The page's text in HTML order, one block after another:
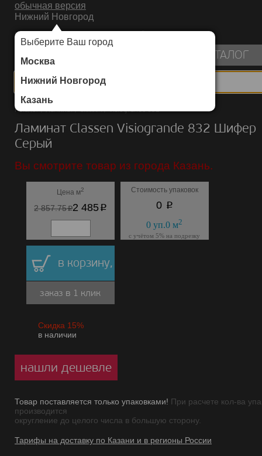
обычная версия
Нижний Новгород
Выберите Ваш город
Москва
Нижний Новгород
Казань
ИНТЕРНЕТ-МАГАЗИН НАПОЛЬНЫХ ПОКРЫТИЙ
КАТАЛОГ
Каталог/Ламинат/Classen/Visiogrande 832
Ламинат Classen Visiogrande 832 Шифер
Cерый
Вы смотрите товар из города Казань.
Цена м2
2 857.75p2 485p
Стоимость упаковок
0 p
0 уп.0 м2
с учётом 5% на подрезку
в корзину,
заказ в 1 клик
Скидка 15%
в наличии
нашли дешевле
Товар поставляется только упаковками! При расчете кол-ва
производится
округление до целого числа в большую сторону.
Тарифы на доставку по Казани и в регионы России